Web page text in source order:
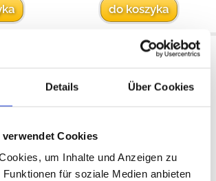
Details Über Cookies
verwendet Cookies
um Inhalte und Anzeigen zu
für soziale Medien anbieten
do koszyka
Sprocket różnicowego